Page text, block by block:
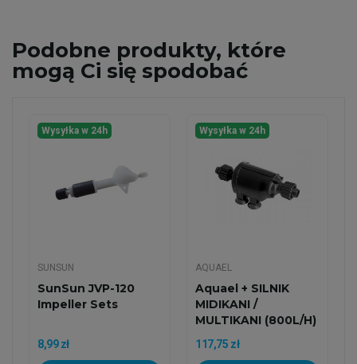
Podobne produkty, które
mogą Ci się spodobać
Wysyłka w 24h
SUNSUN
SunSun JVP-120
Impeller Sets
8,99 zł
Wysyłka w 24h
AQUAEL
Aquael + SILNIK
MIDIKANI /
MULTIKANI (800L/H)
117,75 zł